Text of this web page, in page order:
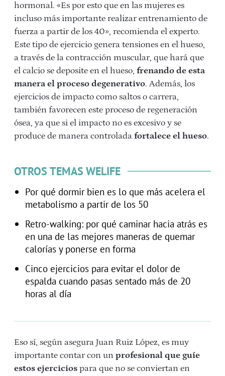
hormonal. «Es por esto que en las mujeres es
incluso más importante realizar entrenamiento de
fuerza a partir de los 40», recomienda el experto.
Este tipo de ejercicio genera tensiones en el hueso,
a través de la contracción muscular, que hará que
el calcio se deposite en el hueso, frenando de esta
manera el proceso degenerativo. Además, los
ejercicios de impacto como saltos o carrera,
también favorecen este proceso de regeneración
ósea, ya que si el impacto no es excesivo y se
produce de manera controlada fortalece el hueso.
OTROS TEMAS WELIFE
Por qué dormir bien es lo que más acelera el
metabolismo a partir de los 50
Retro-walking: por qué caminar hacia atrás es
en una de las mejores maneras de quemar
calorías y ponerse en forma
Cinco ejercicios para evitar el dolor de
espalda cuando pasas sentado más de 20
horas al día
Eso sí, según asegura Juan Ruiz López, es muy
importante contar con un profesional que guíe
estos ejercicios para que no se conviertan en